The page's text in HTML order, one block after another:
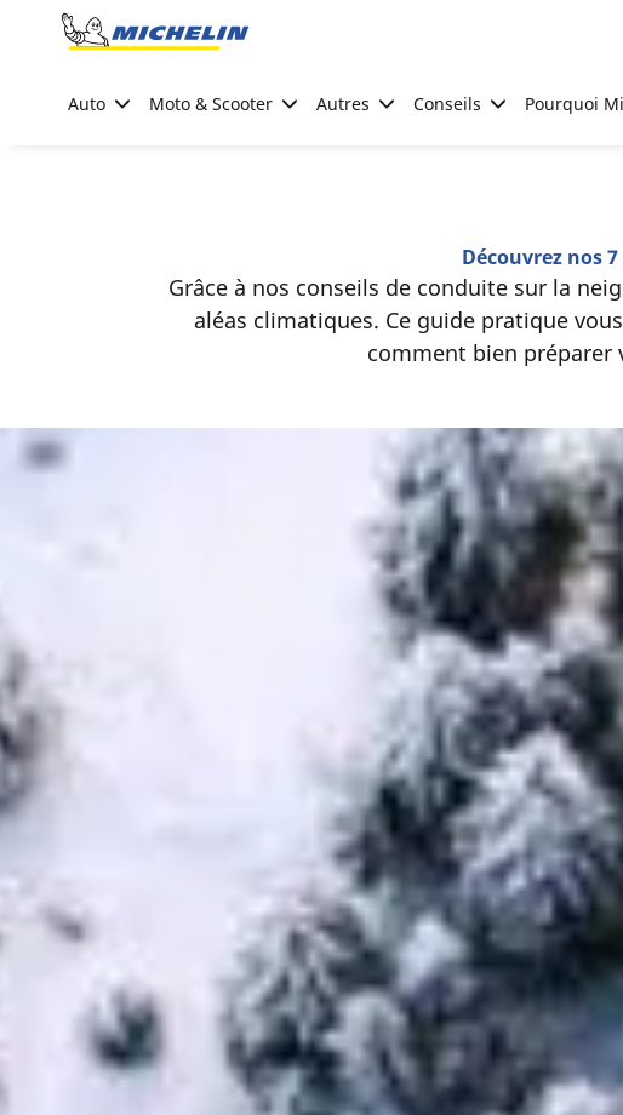
Go to page content
Auto Moto & Scooter Autres Conseils Pourquoi
Découvrez nos
Grâce à nos conseils de conduite sur la
aléas climatiques. Ce guide pratique
comment bien préparer